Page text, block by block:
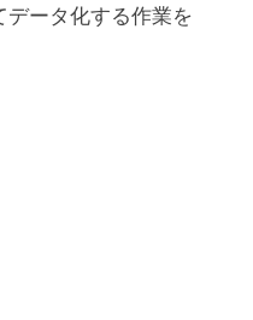
ータ化する作業を